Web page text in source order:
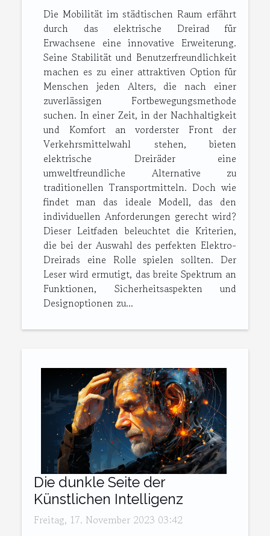
Die Mobilität im städtischen Raum erfährt
durch das elektrische Dreirad für
Erwachsene eine innovative Erweiterung.
Seine Stabilität und Benutzerfreundlichkeit
machen es zu einer attraktiven Option für
Menschen jeden Alters, die nach einer
zuverlässigen Fortbewegungsmethode
suchen. In einer Zeit, in der Nachhaltigkeit
und Komfort an vorderster Front der
Verkehrsmittelwahl stehen, bieten
elektrische Dreiräder eine
umweltfreundliche Alternative zu
traditionellen Transportmitteln. Doch wie
findet man das ideale Modell, das den
individuellen Anforderungen gerecht wird?
Dieser Leitfaden beleuchtet die Kriterien,
die bei der Auswahl des perfekten Elektro-
Dreirads eine Rolle spielen sollten. Der
Leser wird ermutigt, das breite Spektrum an
Funktionen, Sicherheitsaspekten und
Designoptionen zu...
Die dunkle Seite der
Künstlichen Intelligenz
Freitag, 17. November 2023 03:42